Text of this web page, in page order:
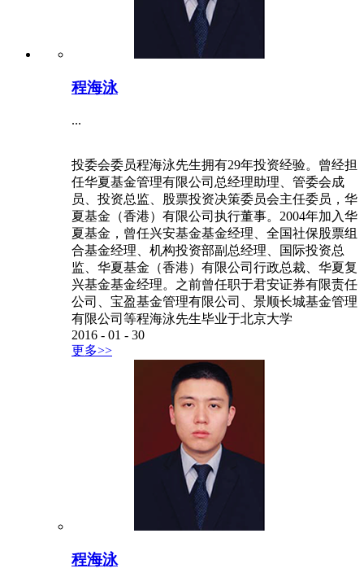
程海泳
...
投委会委员程海泳先生拥有29年投资经验。曾经担
任华夏基金管理有限公司总经理助理、管委会成
员、投资总监、股票投资决策委员会主任委员，华
夏基金（香港）有限公司执行董事。2004年加入华
夏基金，曾任兴安基金基金经理、全国社保股票组
合基金经理、机构投资部副总经理、国际投资总
监、华夏基金（香港）有限公司行政总裁、华夏复
兴基金基金经理。之前曾任职于君安证券有限责任
公司、宝盈基金管理有限公司、景顺长城基金管理
有限公司等程海泳先生毕业于北京大学
2016 - 01 - 30
更多>>
程海泳